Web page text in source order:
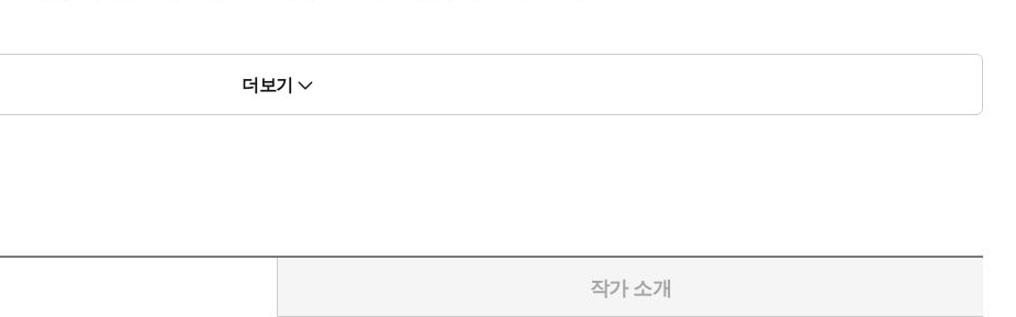
미 전달을 위해 영문판을 참고하여 번역하였다.
더보기
작가 소개